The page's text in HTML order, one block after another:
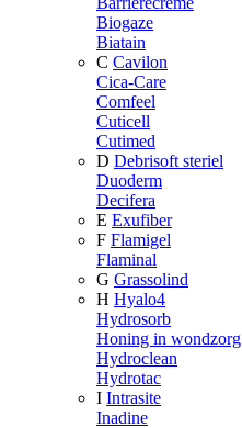
Biogaze
Biatain
C Cavilon
Cica-Care
Comfeel
Cuticell
Cutimed
D Debrisoft steriel
Duoderm
Decifera
E Exufiber
F Flamigel
Flaminal
G Grassolind
H Hyalo4
Hydrosorb
Honing in wondzorg
Hydroclean
Hydrotac
I Intrasite
Inadine